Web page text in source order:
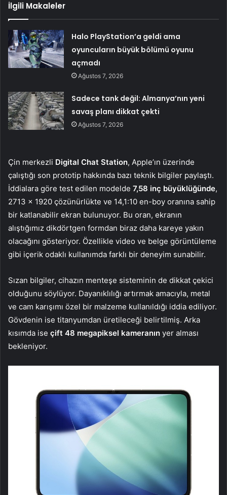
İlgili Makaleler
Halo PlayStation’a geldi ama
oyuncuların büyük bölümü oyunu
açmadı
Ağustos 7, 2026
Sadece tank değil: Almanya’nın yeni
savaş planı dikkat çekti
Ağustos 7, 2026
Çin merkezli Digital Chat Station, Apple’ın üzerinde
çalıştığı son prototip hakkında bazı teknik bilgiler paylaştı.
İddialara göre test edilen modelde 7,58 inç büyüklüğünde,
2713 x 1920 çözünürlükte ve 14,1:10 en-boy oranına sahip
bir katlanabilir ekran bulunuyor. Bu oran, ekranın
alıştığımız dikdörtgen formdan biraz daha kareye yakın
olacağını gösteriyor. Özellikle video ve belge görüntüleme
gibi içerik odaklı kullanımda farklı bir deneyim sunabilir.
Sızan bilgiler, cihazın menteşe sisteminin de dikkat çekici
olduğunu söylüyor. Dayanıklılığı artırmak amacıyla, metal
ve cam karışımı özel bir malzeme kullanıldığı iddia ediliyor.
Gövdenin ise titanyumdan üretileceği belirtilmiş. Arka
kısımda ise çift 48 megapiksel kameranın yer alması
bekleniyor.